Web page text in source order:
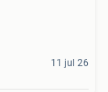
11 jul 26